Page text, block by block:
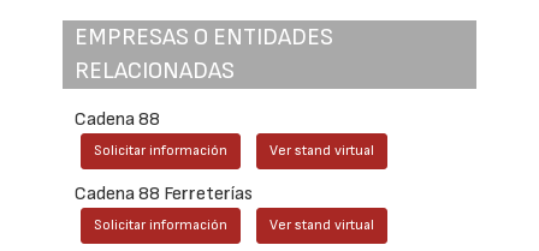
EMPRESAS O ENTIDADES
RELACIONADAS
Cadena 88
Solicitar información Ver stand virtual
Cadena 88 Ferreterías
Solicitar información Ver stand virtual